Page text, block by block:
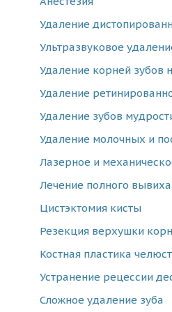
Удаление
Ультразвуковое
Удаление корней зубов
Удаление
Удаление зубов
Удаление молочных и
Лазерное и
Лечение полного вывиха
Цистэктомия кисты
Резекция верхушки
Костная пластика
Устранение рецессии
Сложное удаление зуба